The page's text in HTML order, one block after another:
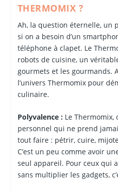
THERMOMIX ?
Ah, la question éternelle, un
si on a besoin d’un
téléphone à clapet. Le
robots de cuisine, un
gourmets et les gourmands.
l’univers Thermomix pour
culinaire.
Polyvalence :Le Thermomix,
personnel qui ne prend
tout faire : pétrir, cuire,
C’est un peu comme avoir
seul appareil. Pour ceux qui
sans multiplier les gadgets,